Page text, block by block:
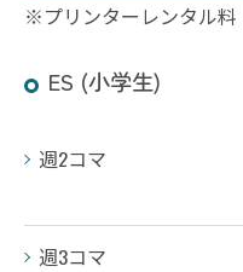
※プリンターレンタル料
ES (小学生)
週2コマ
週3コマ